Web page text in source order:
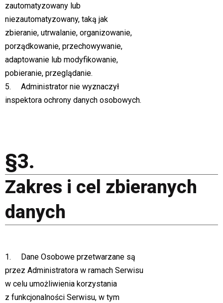
zautomatyzowany lub
niezautomatyzowany, taką jak
zbieranie, utrwalanie, organizowanie,
porządkowanie, przechowywanie,
adaptowanie lub modyfikowanie,
pobieranie, przeglądanie.
5. Administrator nie wyznaczył
inspektora ochrony danych osobowych.
§3.
Zakres i cel zbieranych
danych
1. Dane Osobowe przetwarzane są
przez Administratora w ramach Serwisu
w celu umożliwienia korzystania
z funkcjonalności Serwisu, w tym